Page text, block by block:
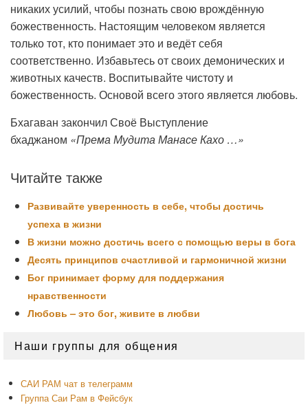
никаких усилий, чтобы познать свою врождённую
божественность. Настоящим человеком является
только тот, кто понимает это и ведёт себя
соответственно. Избавьтесь от своих демонических и
животных качеств. Воспитывайте чистоту и
божественность. Основой всего этого является любовь.
Бхагаван закончил Своё Выступление
бхаджаном «Према Мудита Манасе Кахо …»
Читайте также
Развивайте уверенность в себе, чтобы достичь
успеха в жизни
В жизни можно достичь всего с помощью веры в бога
Десять принципов счастливой и гармоничной жизни
Бог принимает форму для поддержания
нравственности
Любовь – это бог, живите в любви
основной
Наши группы для общения
САИ РАМ чат в телеграмм
Группа Саи Рам в Фейсбук